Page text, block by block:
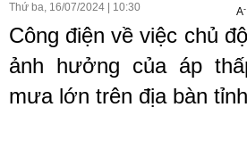
Thứ ba, 16/07/2024 10:30 A-
Công điện về việc chủ
ảnh hưởng của áp
mưa lớn trên địa bàn tỉnh